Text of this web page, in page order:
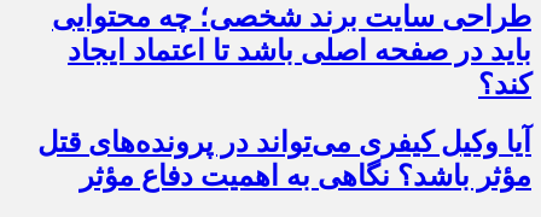
طراحی سایت برند شخصی؛ چه محتوایی
باید در صفحه اصلی باشد تا اعتماد ایجاد
کند؟
آیا وکیل کیفری می‌تواند در پرونده‌های قتل
مؤثر باشد؟ نگاهی به اهمیت دفاع مؤثر